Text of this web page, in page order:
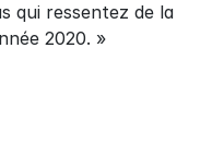
qui ressentez de la
2020. »